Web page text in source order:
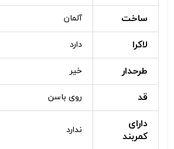
ساخت آلمان
لاکرا دارد
طرحدار خیر
قد روی باسن
دارای
کمربند
ندارد